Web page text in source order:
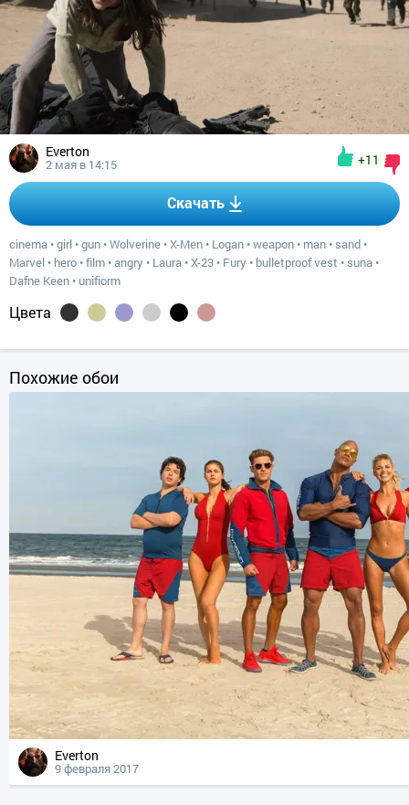
Everton
2 мая в 14:15 +11
Скачать
cinema •girl •gun •Wolverine •X-Men • Logan •weapon • man • sand •
Marvel • hero •film •angry • Laura •X-23 • Fury • bulletproof vest • suna •
Dafne Keen • unifiorm
Цвета
Похожие обои
Everton
9 февраля 2017